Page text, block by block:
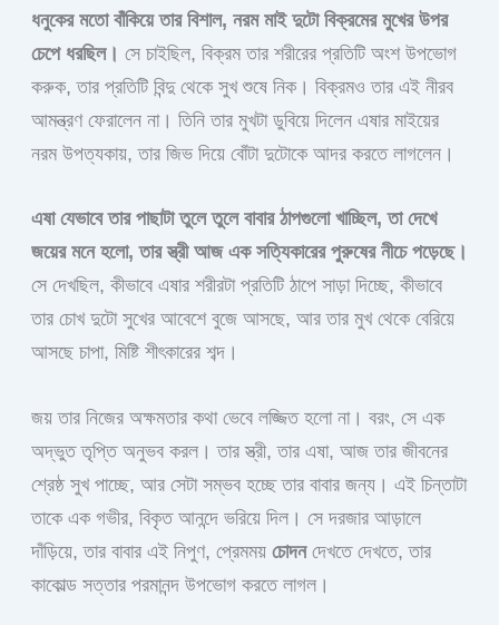
ধনুকের মতো বাঁকিয়ে তার বিশাল, নরম মাই দুটো বিক্রমের মুখের উপর
চেপে ধরছিল। সে চাইছিল, বিক্রম তার শরীরের প্রতিটি অংশ উপভোগ
করুক, তার প্রতিটি বিন্দু থেকে সুখ শুষে নিক। বিক্রমও তার এই নীরব
আমন্ত্রণ ফেরালেন না। তিনি তার মুখটা ডুবিয়ে দিলেন এষার মাইয়ের
নরম উপত্যকায়, তার জিভ দিয়ে বোঁটা দুটোকে আদর করতে লাগলেন।
এষা যেভাবে তার পাছাটা তুলে তুলে বাবার ঠাপগুলো খাচ্ছিল, তা দেখে
জয়ের মনে হলো, তার স্ত্রী আজ এক সত্যিকারের পুরুষের নীচে পড়েছে।
সে দেখছিল, কীভাবে এষার শরীরটা প্রতিটি ঠাপে সাড়া দিচ্ছে, কীভাবে
তার চোখ দুটো সুখের আবেশে বুজে আসছে, আর তার মুখ থেকে বেরিয়ে
আসছে চাপা, মিষ্টি শীৎকারের শব্দ।
জয় তার নিজের অক্ষমতার কথা ভেবে লজ্জিত হলো না। বরং, সে এক
অদ্ভুত তৃপ্তি অনুভব করল। তার স্ত্রী, তার এষা, আজ তার জীবনের
শ্রেষ্ঠ সুখ পাচ্ছে, আর সেটা সম্ভব হচ্ছে তার বাবার জন্য। এই চিন্তাটা
তাকে এক গভীর, বিকৃত আনন্দে ভরিয়ে দিল। সে দরজার আড়ালে
দাঁড়িয়ে, তার বাবার এই নিপুণ, প্রেমময় চোদনদেখতে দেখতে, তার
কাকোল্ড সত্তার পরমানন্দ উপভোগ করতে লাগল।